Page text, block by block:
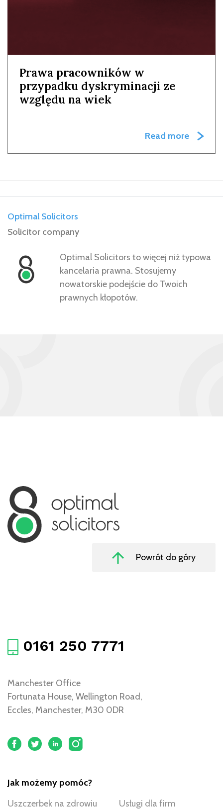
Prawa pracowników w
przypadku dyskryminacji ze
względu na wiek
Read more
Optimal Solicitors
Solicitor company
Optimal Solicitors to więcej niż typowa
kancelaria prawna. Stosujemy
nowatorskie podejście do Twoich
prawnych kłopotów.
Powrót do góry
0161 250 7771
Manchester Office
Fortunata House, Wellington Road,
Eccles, Manchester, M30 0DR
Jak możemy pomóc?
Uszczerbek na zdrowiu
Usługi dla firm